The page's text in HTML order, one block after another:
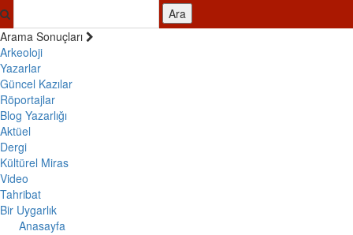
Ara
Arama Sonuçları
Arkeoloji
Yazarlar
Güncel Kazılar
Röportajlar
Blog Yazarlığı
Aktüel
Dergi
Kültürel Miras
Video
Tahribat
Bir Uygarlık
Anasayfa